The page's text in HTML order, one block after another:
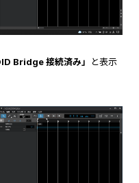
Bridge 接続済み」
と表示